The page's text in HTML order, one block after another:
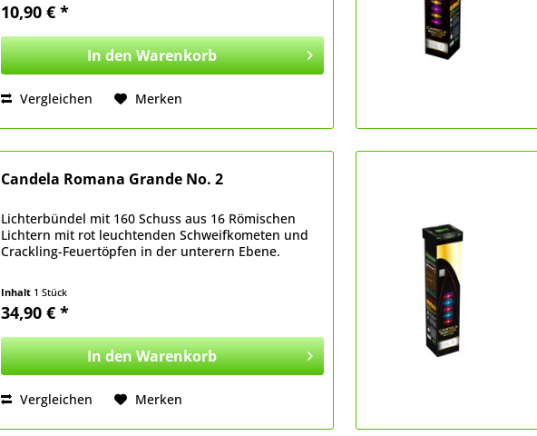
10,90 € *
In denWarenkorb
Vergleichen Merken
Candela Romana Grande No. 2
Lichterbündel mit 160 Schuss aus 16 Römischen
Lichtern mit rot leuchtenden Schweifkometen und
Crackling-Feuertöpfen in der unterern Ebene.
Inhalt 1 Stück
34,90 € *
In denWarenkorb
Vergleichen Merken